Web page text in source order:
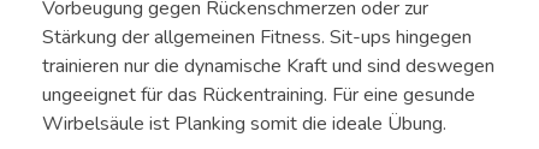
Vorbeugung gegen Rückenschmerzen oder zur
Stärkung der allgemeinen Fitness. Sit-ups hingegen
trainieren nur die dynamische Kraft und sind deswegen
ungeeignet für das Rückentraining. Für eine gesunde
Wirbelsäule ist Planking somit die ideale Übung.